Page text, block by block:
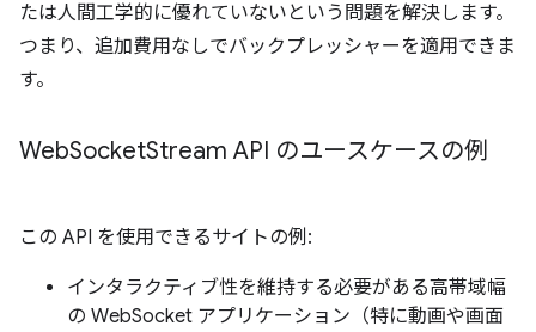
たは人間工学的に優れていないという問題を解決します。
つまり、追加費用なしでバックプレッシャーを適用できま
す。
WebSocketStream API のユースケースの例
この API を使用できるサイトの例:
インタラクティブ性を維持する必要がある高帯域幅
の WebSocket アプリケーション（特に動画や画面